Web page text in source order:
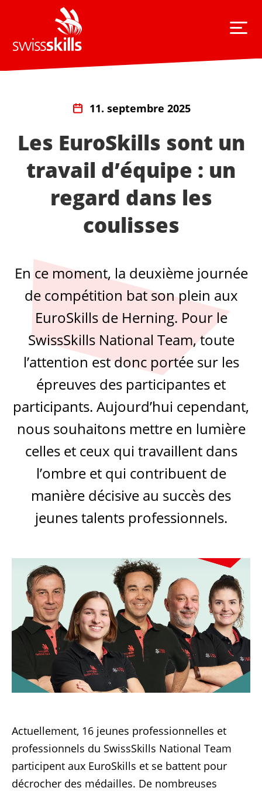
11. septembre 2025
Les EuroSkills sont un
travail d’équipe : un
regard dans les
coulisses
En ce moment, la deuxième journée
de compétition bat son plein aux
EuroSkills de Herning. Pour le
SwissSkills National Team, toute
l’attention est donc portée sur les
épreuves des participantes et
participants. Aujourd’hui cependant,
nous souhaitons mettre en lumière
celles et ceux qui travaillent dans
l’ombre et qui contribuent de
manière décisive au succès des
jeunes talents professionnels.
Actuellement, 16 jeunes professionnelles et
professionnels du SwissSkills National Team
participent aux EuroSkills et se battent pour
décrocher des médailles. De nombreuses